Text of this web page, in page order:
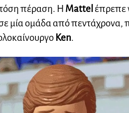
τόση πέραση. Η Mattelέπρεπε
σε μία ομάδα από
Ken.